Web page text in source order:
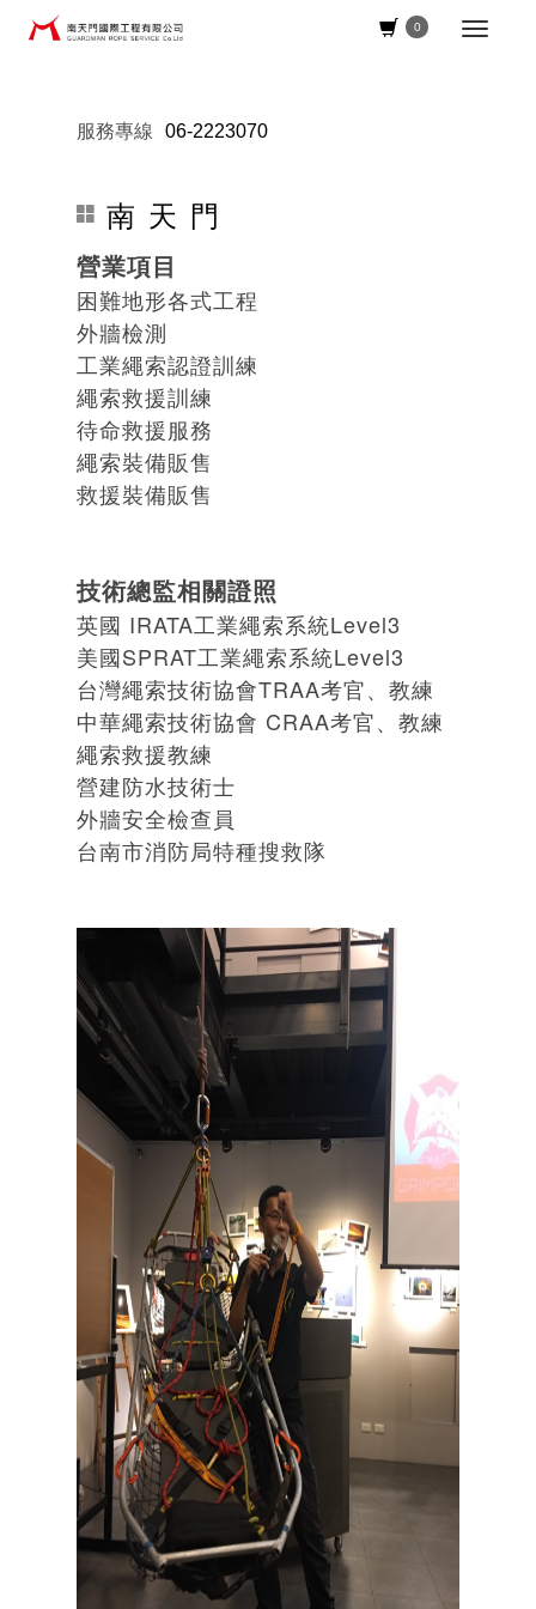
0
服務專線 06-2223070
南 天 門
營業項目
困難地形各式工程
外牆檢測
工業繩索認證訓練
繩索救援訓練
待命救援服務
繩索裝備販售
救援裝備販售
技術總監相關證照
英國 IRATA工業繩索系統Level3
美國SPRAT工業繩索系統Level3
台灣繩索技術協會TRAA考官、教練
中華繩索技術協會 CRAA考官、教練
繩索救援教練
營建防水技術士
外牆安全檢查員
台南市消防局特種搜救隊